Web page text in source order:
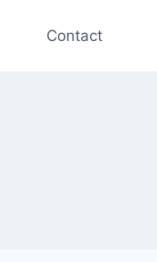
Contact